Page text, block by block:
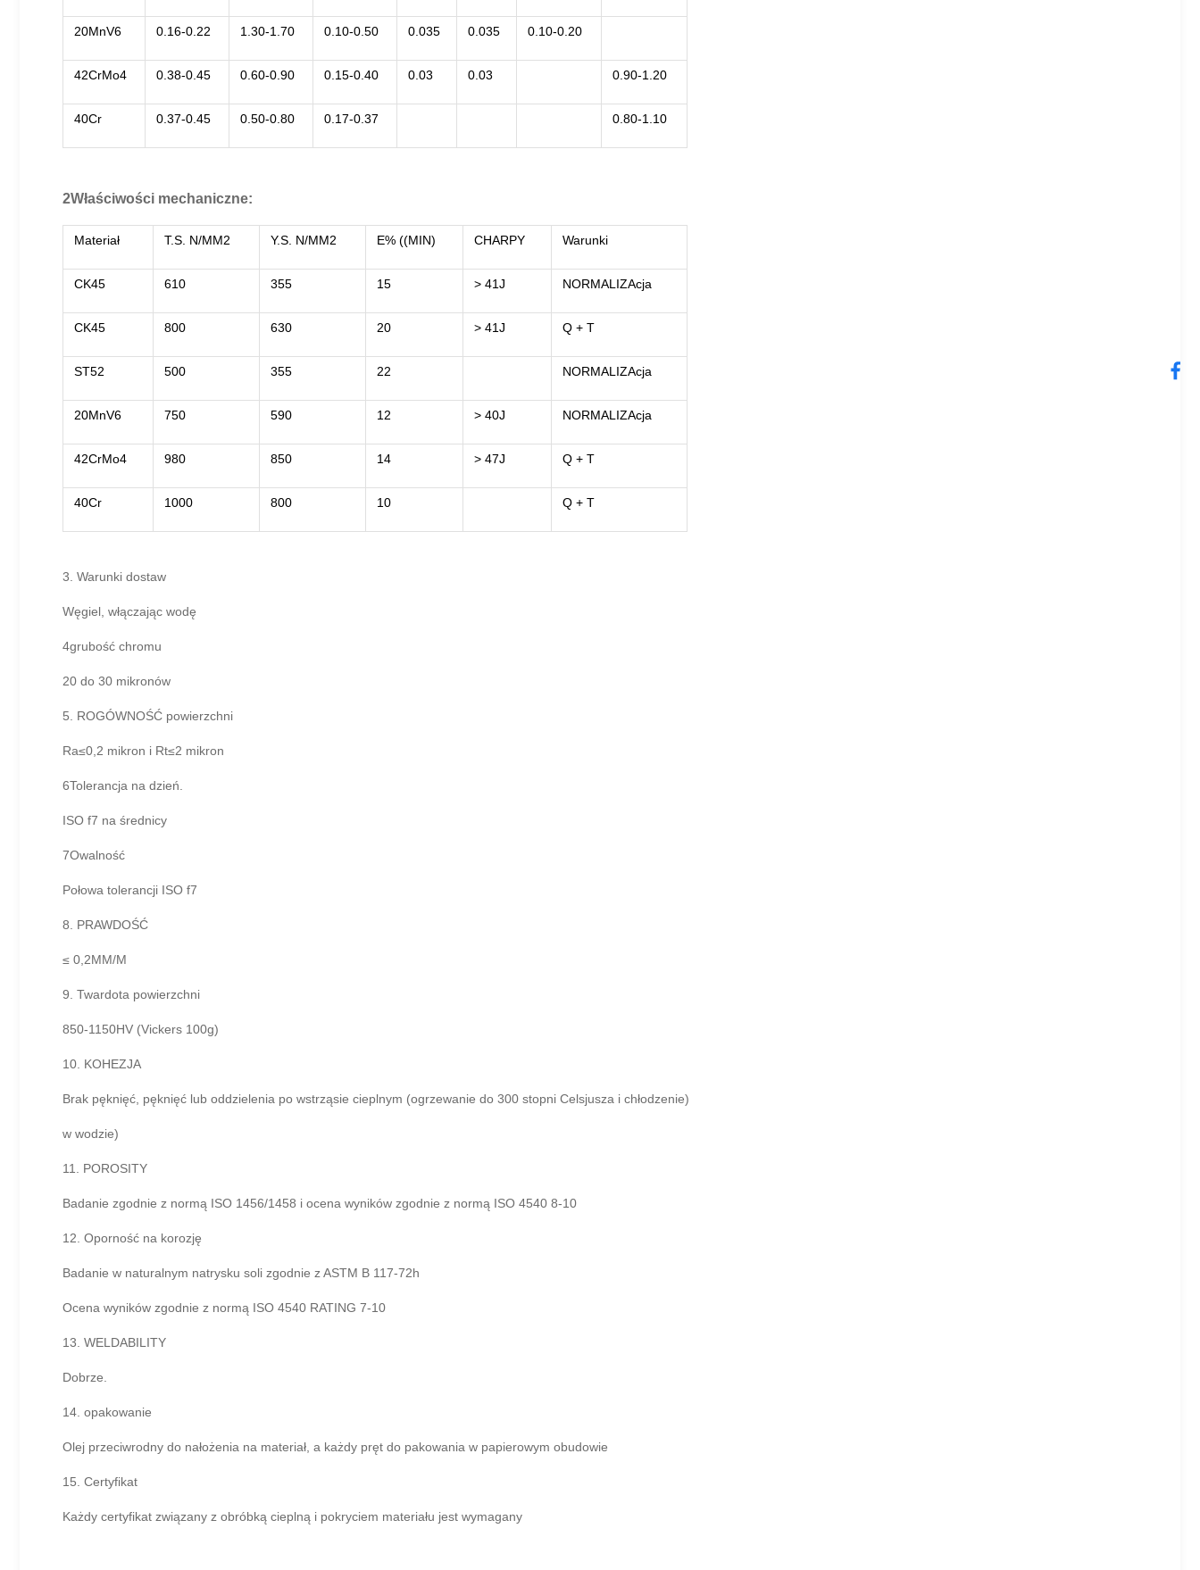
20MnV6 0.16-0.22 1.30-1.70 0.10-0.50 0.035 0.035 0.10-0.20
42CrMo4 0.38-0.45 0.60-0.90 0.15-0.40 0.03 0.03 0.90-1.20
40Cr 0.37-0.45 0.50-0.80 0.17-0.37 0.80-1.10
2Właściwości mechaniczne:
Materiał T.S. N/MM2 Y.S. N/MM2 E% ((MIN) CHARPY Warunki
CK45 610 355 15 > 41J NORMALIZAcja
CK45 800 630 20 > 41J Q + T
ST52 500 355 22 NORMALIZAcja
20MnV6 750 590 12 > 40J NORMALIZAcja
42CrMo4 980 850 14 > 47J Q + T
40Cr 1000 800 10 Q + T
3. Warunki dostaw
Węgiel, włączając wodę
4grubość chromu
20 do 30 mikronów
5. ROGÓWNOŚĆ powierzchni
Ra≤0,2 mikron i Rt≤2 mikron
6Tolerancja na dzień.
ISO f7 na średnicy
7Owalność
Połowa tolerancji ISO f7
8. PRAWDOŚĆ
≤ 0,2MM/M
9. Twardota powierzchni
850-1150HV (Vickers 100g)
10. KOHEZJA
Brak pęknięć, pęknięć lub oddzielenia po wstrząsie cieplnym (ogrzewanie do 300 stopni Celsjusza i chłodzenie)
w wodzie)
11. POROSITY
Badanie zgodnie z normą ISO 1456/1458 i ocena wyników zgodnie z normą ISO 4540 8-10
12. Oporność na korozję
Badanie w naturalnym natrysku soli zgodnie z ASTM B 117-72h
Ocena wyników zgodnie z normą ISO 4540 RATING 7-10
13. WELDABILITY
Dobrze.
14. opakowanie
Olej przeciwrodny do nałożenia na materiał, a każdy pręt do pakowania w papierowym obudowie
15. Certyfikat
Każdy certyfikat związany z obróbką cieplną i pokryciem materiału jest wymagany